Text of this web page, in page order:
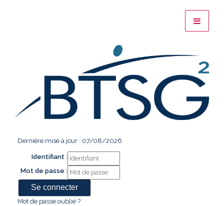
Dernière mise à jour : 07/08/2026
Identifiant :
Mot de passe :
Mot de passe oublié ?